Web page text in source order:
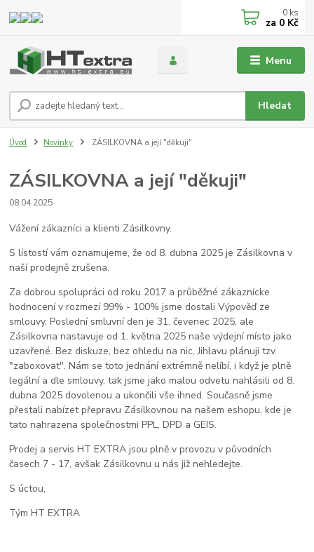
Menu
Hledat
0 ks
za 0 Kč
Úvod Novinky ZÁSILKOVNA a její "děkuji"
ZÁSILKOVNA a její "děkuji"
08.04.2025
Vážení zákazníci a klienti Zásilkovny.
S lístostí vám oznamujeme, že od 8. dubna 2025 je Zásilkovna v
naší prodejně zrušena.
Za dobrou spolupráci od roku 2017 a průběžné zákaznícke
hodnocení v rozmezí 99% - 100% jsme dostali Výpověď ze
smlouvy. Poslední smluvní den je 31. čevenec 2025, ale
Zásilkovna nastavuje od 1. května 2025 naše výdejní místo jako
uzavřené. Bez diskuze, bez ohledu na nic, Jihlavu plánuji tzv.
"zaboxovat". Nám se toto jednání extrémně nelíbí, i když je plně
legální a dle smlouvy, tak jsme jako malou odvetu nahlásili od 8.
dubna 2025 dovolenou a ukončili vše ihned. Současně jsme
přestali nabízet přepravu Zásilkovnou na našem eshopu, kde je
tato nahrazena společnostmi PPL, DPD a GEIS.
Prodej a servis HT EXTRA jsou plně v provozu v původních
časech 7 - 17, avšak Zásilkovnu u nás již nehledejte.
S úctou,
Tým HT EXTRA